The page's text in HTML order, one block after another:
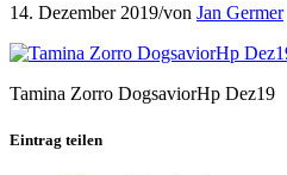
14. Dezember 2019/von Jan Germer
Tamina Zorro DogsaviorHp Dez19
Eintrag teilen